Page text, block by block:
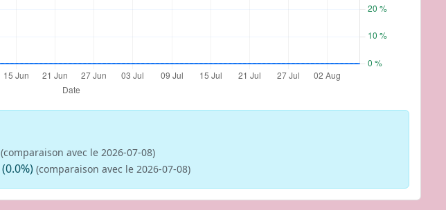
(comparaison avec le 2026-07-08)
(0.0%) (comparaison avec le 2026-07-08)